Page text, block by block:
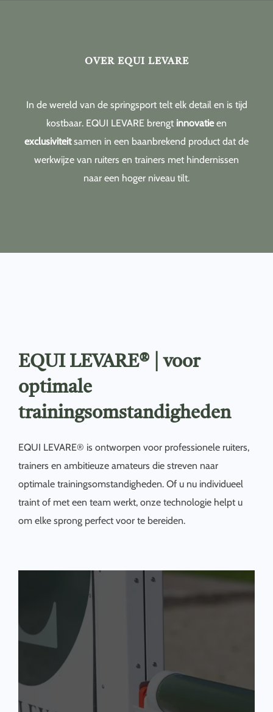
OVER EQUI LEVARE
In de wereld van de springsport telt elk detail en is tijd
kostbaar. EQUI LEVARE brengt innovatieen
exclusiviteitsamen in een baanbrekend product dat de
werkwijze van ruiters en trainers met hindernissen
naar een hoger niveau tilt.
EQUI LEVARE® | voor
optimale
trainingsomstandigheden
EQUI LEVARE® is ontworpen voor professionele ruiters,
trainers en ambitieuze amateurs die streven naar
optimale trainingsomstandigheden. Of u nu individueel
traint of met een team werkt, onze technologie helpt u
om elke sprong perfect voor te bereiden.